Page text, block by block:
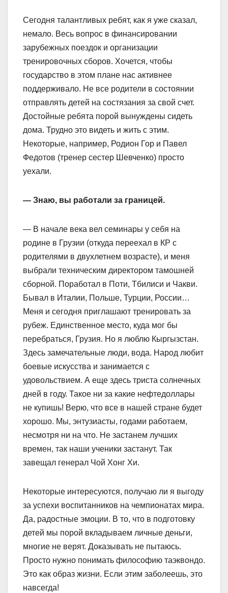
Сегодня талантливых ребят, как я уже сказал,
немало. Весь вопрос в финансировании
зарубежных поездок и организации
тренировочных сборов. Хочется, чтобы
государство в этом плане нас активнее
поддерживало. Не все родители в состоянии
отправлять детей на состязания за свой счет.
Достойные ребята порой вынуждены сидеть
дома. Трудно это видеть и жить с этим.
Некоторые, например, Родион Гор и Павел
Федотов (тренер сестер Шевченко) просто
уехали.
— Знаю, вы работали за границей.
— В начале века вел семинары у себя на
родине в Грузии (откуда переехал в КР с
родителями в двухлетнем возрасте), и меня
выбрали техническим директором тамошней
сборной. Поработал в Поти, Тбилиси и Чакви.
Бывал в Италии, Польше, Турции, России…
Меня и сегодня приглашают тренировать за
рубеж. Единственное место, куда мог бы
перебраться, Грузия. Но я люблю Кыргызстан.
Здесь замечательные люди, вода. Народ любит
боевые искусства и занимается с
удовольствием. А еще здесь триста солнечных
дней в году. Такое ни за какие нефтедоллары
не купишь! Верю, что все в нашей стране будет
хорошо. Мы, энтузиасты, годами работаем,
несмотря ни на что. Не застанем лучших
времен, так наши ученики застанут. Так
завещал генерал Чой Хонг Хи.
Некоторые интересуются, получаю ли я выгоду
за успехи воспитанников на чемпионатах мира.
Да, радостные эмоции. В то, что в подготовку
детей мы порой вкладываем личные деньги,
многие не верят. Доказывать не пытаюсь.
Просто нужно понимать философию таэквондо.
Это как образ жизни. Если этим заболеешь, это
навсегда!